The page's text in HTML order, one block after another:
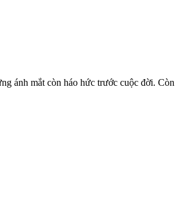
ánh mắt còn háo hức trước cuộc đời. Còn